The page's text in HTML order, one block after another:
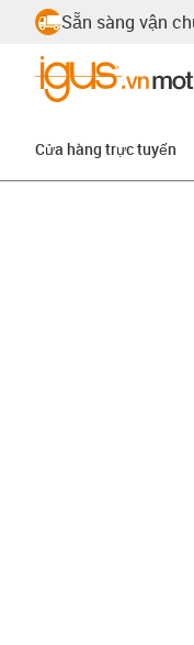
Sẵn sàng vận
Cửa hàng trực tuyến